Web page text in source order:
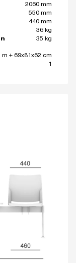
2060 mm
550 mm
440 mm
36 kg
35 kg
m + 69x81x62 cm
1